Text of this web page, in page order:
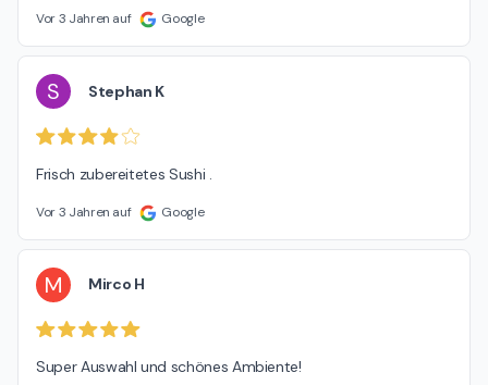
Vor 3 Jahren auf Google
S Stephan K
Frisch zubereitetes Sushi .
Vor 3 Jahren auf Google
M Mirco H
Super Auswahl und schönes Ambiente!